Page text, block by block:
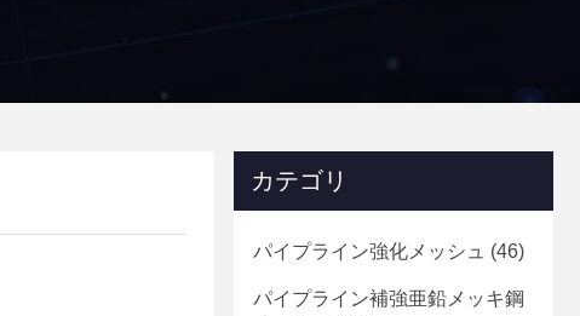
カテゴリ
パイプライン強化メッシュ (46)
パイプライン補強亜鉛メッキ鋼